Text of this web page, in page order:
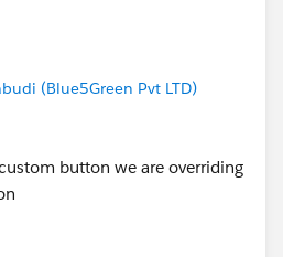
(Blue5Green Pvt LTD)
button we are overriding